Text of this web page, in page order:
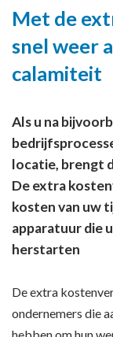
Met de
snel weer
calamiteit
Als u na
locatie, brengt
De extra
kosten van uw
apparatuur die
herstarten
De extra
ondernemers die
hebben om hun